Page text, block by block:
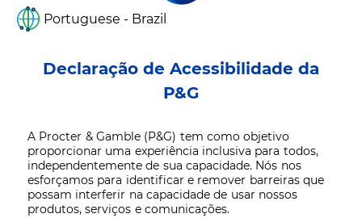
Portuguese - Brazil
Declaração de Acessibilidade da
P&G
A Procter & Gamble (P&G) tem como objetivo
proporcionar uma experiência inclusiva para todos,
independentemente de sua capacidade. Nós nos
esforçamos para identificar e remover barreiras que
possam interferir na capacidade de usar nossos
produtos, serviços e comunicações.